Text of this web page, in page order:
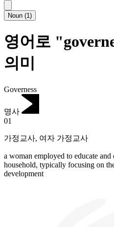
Noun (1)
영어로
의미
Governess
명사
01
가정교사, 여자 가정교사
a woman employed to educate
household, typically focusing on
development